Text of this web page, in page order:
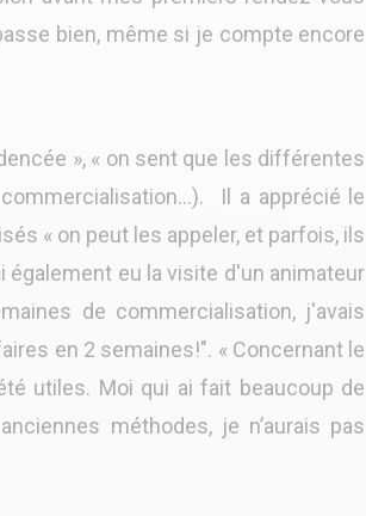
bien, même si je compte encore
», « on sent que les différentes
Il a apprécié le
« on peut les appeler, et parfois, ils
eu la visite d'un animateur
de commercialisation, j'avais
en 2 semaines!". « Concernant le
utiles. Moi qui ai fait beaucoup de
méthodes, je n’aurais pas